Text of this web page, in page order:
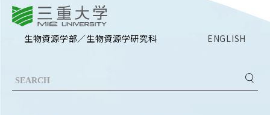
パンフレット
FACULTY
イベントカレンダー
生物資源学部／生物資源学研究科 ENGLISH